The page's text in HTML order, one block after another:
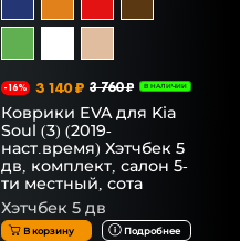
-16% 3 140 ₽ 3 760 ₽ В НАЛИЧИИ
Коврики EVA для Kia
Soul (3) (2019-
наст.время) Хэтчбек 5
дв, комплект, салон 5-
ти местный, сота
Хэтчбек 5 дв
В корзину Подробнее